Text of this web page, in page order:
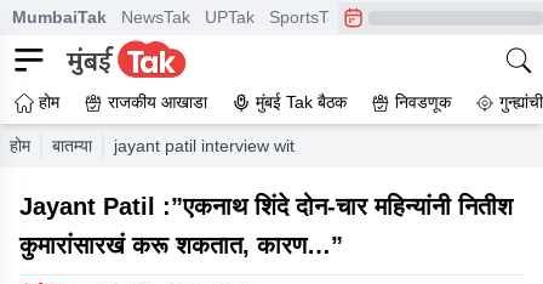
MumbaiTak NewsTak UPTak SportsTak CrimeTak
होम राजकीय आखाडा मुंबई Tak बैठक निवडणूक
होम बातम्या jayant patil interview with mumbai tak news eknath
Jayant Patil :”एकनाथ शिंदे दोन-चार महिन्यांनी नितीश
कुमारांसारखं करू शकतात, कारण…”